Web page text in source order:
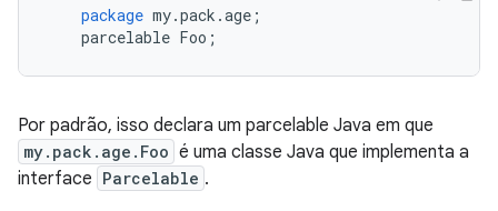
package my.pack .age ;
parcelable Foo ;
Por padrão, isso declara um parcelable Java em que
my.pack.age.Foo é uma classe Java que implementa a
interface Parcelable .